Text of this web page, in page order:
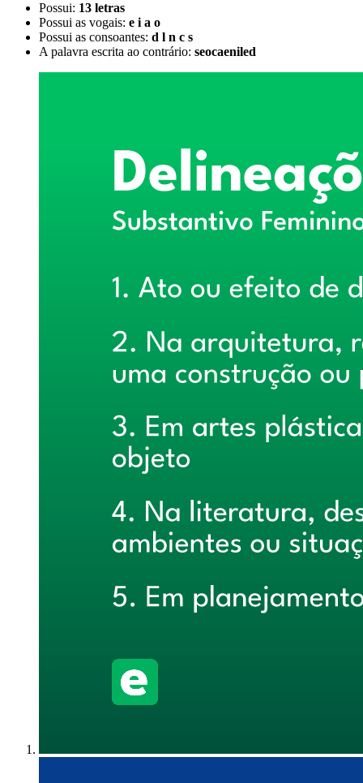
Possui: 13 letras
Possui as vogais: e i a o
Possui as consoantes: d l n c s
A palavra escrita ao contrário: seocaeniled